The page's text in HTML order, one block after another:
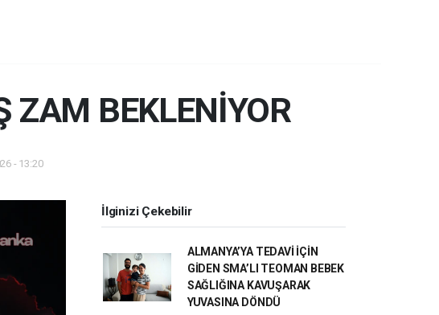
ZAM BEKLENİYOR
- 13:20
İlginizi Çekebilir
ALMANYA’YA TEDAVİ İÇİN
GİDEN SMA’LI TEOMAN BEBEK
SAĞLIĞINA KAVUŞARAK
YUVASINA DÖNDÜ